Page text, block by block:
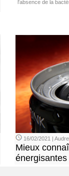
l'absence de la
16/02/2021 |
Mieux
énergisantes